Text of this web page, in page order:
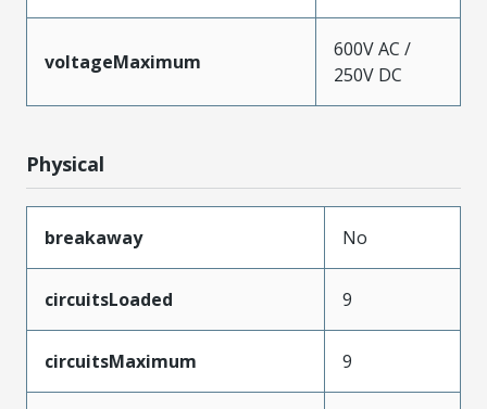
voltageMaximum
600V AC /
250V DC
Physical
breakaway No
circuitsLoaded 9
circuitsMaximum 9